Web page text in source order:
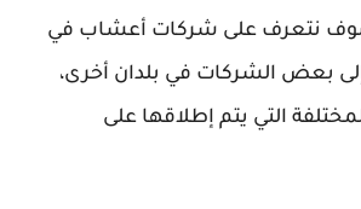
نتعرف على شركات أعشاب في
إلى بعض الشركات في بلدان أخرى،
التي يتم إطلاقها على